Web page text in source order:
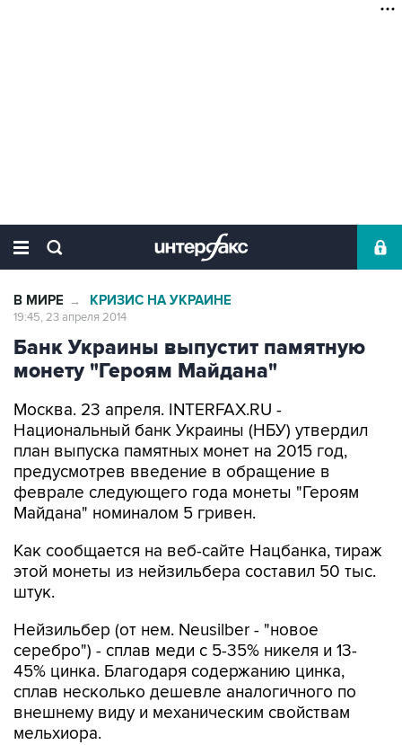
В МИРЕ → КРИЗИС НА УКРАИНЕ
19:45, 23 апреля 2014
Банк Украины выпустит памятную
монету "Героям Майдана"
Москва. 23 апреля. INTERFAX.RU -
Национальный банк Украины (НБУ) утвердил
план выпуска памятных монет на 2015 год,
предусмотрев введение в обращение в
феврале следующего года монеты "Героям
Майдана" номиналом 5 гривен.
Как сообщается на веб-сайте Нацбанка, тираж
этой монеты из нейзильбера составил 50 тыс.
штук.
Нейзильбер (от нем. Neusilber - "новое
серебро") - сплав меди с 5-35% никеля и 13-
45% цинка. Благодаря содержанию цинка,
сплав несколько дешевле аналогичного по
внешнему виду и механическим свойствам
мельхиора.